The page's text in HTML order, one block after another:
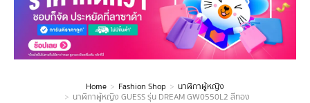
Home Fashion Shop
นาฬิกาผู้หญิง
นาฬิกาผู้หญิง GUESS รุ่น DREAM GW0550L2 สีทอง